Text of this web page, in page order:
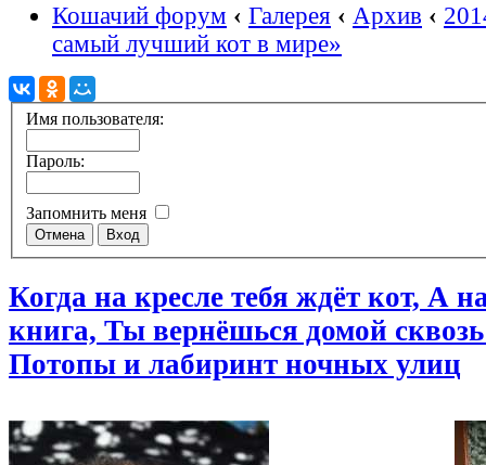
Кошачий форум ‹ Галерея ‹ Архив ‹
самый лучший кот в мире»
Имя пользователя:
Пароль:
Запомнить меня
Когда на кресле тебя ждёт кот, А
книга, Ты вернёшься домой
Потопы и лабиринт ночных улиц